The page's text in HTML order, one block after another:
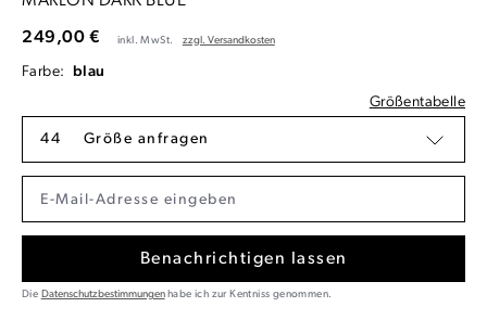
249,00 € inkl. MwSt. zzgl. Versandkosten
Farbe: blau
Größentabelle
44 Größe anfragen
Benachrichtigen lassen
Die Datenschutzbestimmungenhabe ich zur Kentniss genommen.